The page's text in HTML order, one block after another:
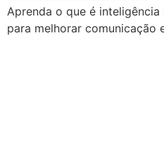
Aprenda o que é
para melhorar comunicação